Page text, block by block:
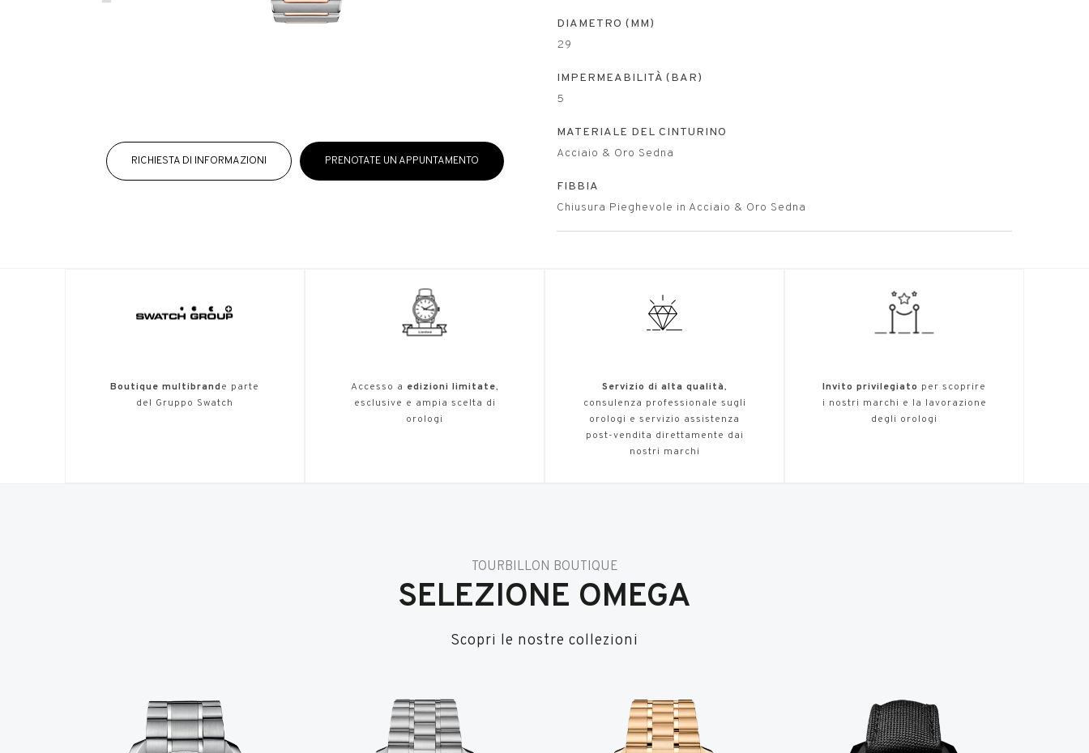
RICHIESTA DI INFORMAZIONI PRENOTATE UN APPUNTAMENTO
DIAMETRO (MM)
29
IMPERMEABILITÀ (BAR)
5
MATERIALE DEL CINTURINO
Acciaio & Oro Sedna
FIBBIA
Chiusura Pieghevole in Acciaio & Oro Sedna
Boutique multibrand e parte
del Gruppo Swatch
Accesso a edizioni limitate,
esclusive e ampia scelta di
orologi
Servizio di alta qualità,
consulenza professionale sugli
orologi e servizio assistenza
post-vendita direttamente dai
nostri marchi
Invito privilegiato per scoprire
i nostri marchi e la lavorazione
degli orologi
TOURBILLON BOUTIQUE
SELEZIONE OMEGA
Scopri le nostre collezioni